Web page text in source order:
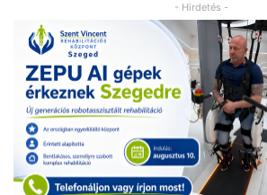
- Hirdetés -